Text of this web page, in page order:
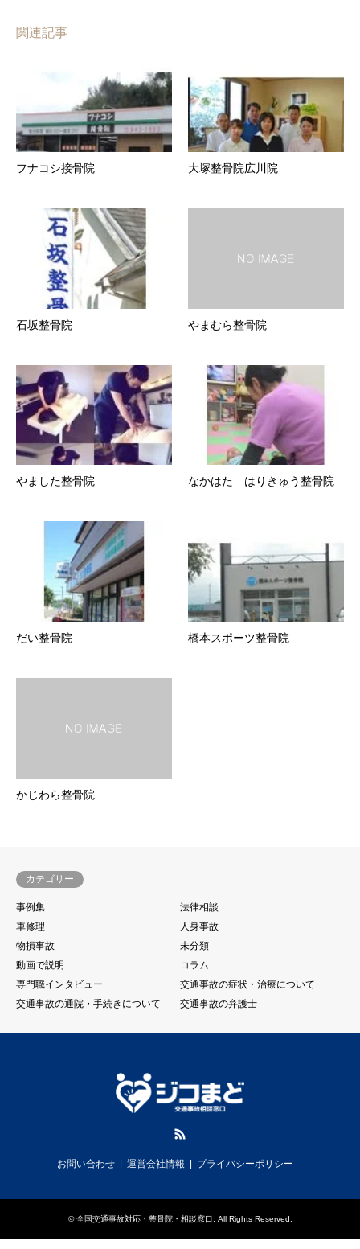
関連記事
フナコシ接骨院 大塚整骨院広川院
石坂整骨院 やまむら整骨院
やました整骨院 なかはた はりきゅう整骨院
だい整骨院 橋本スポーツ整骨院
かじわら整骨院
カテゴリー
事例集
法律相談
車修理
人身事故
物損事故
未分類
動画で説明
コラム
専門職インタビュー
交通事故の症状・治療について
交通事故の通院・手続きについて
交通事故の弁護士
お問い合わせ 運営会社情報 プライバシーポリシー
©全国交通事故対応・整骨院・相談窓口 . All Rights Reserved.